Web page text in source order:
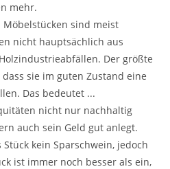
mehr.
sind meist
nicht hauptsächlich aus
Der größte
sie im guten Zustand eine
Das bedeutet ...
nicht nur nachhaltig
auch sein Geld gut anlegt.
kein Sparschwein, jedoch
ist immer noch besser als ein,